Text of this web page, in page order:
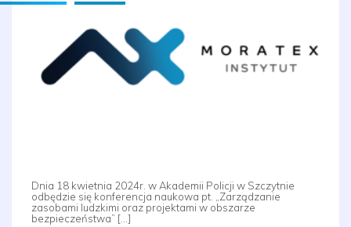
Dnia 18 kwietnia 2024r. w Akademii Policji w Szczytnie
odbędzie się konferencja naukowa pt. „Zarządzanie
zasobami ludzkimi oraz projektami w obszarze
bezpieczeństwa” […]